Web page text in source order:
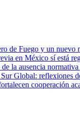
de Fuego y un nuevo
en México sí está
la ausencia
Global: reflexiones
cooperación